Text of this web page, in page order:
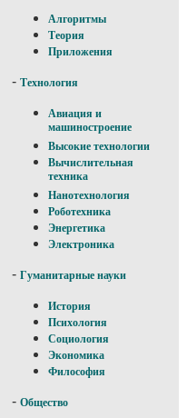
Алгоритмы
Теория
Приложения
- Технология
Авиация и
машиностроение
Высокие технологии
Вычислительная
техника
Нанотехнология
Роботехника
Энергетика
Электроника
- Гуманитарные науки
История
Психология
Социология
Экономика
Философия
- Общество